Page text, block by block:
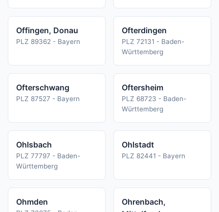
Offingen, Donau
PLZ 89362 - Bayern
Ofterdingen
PLZ 72131 - Baden-
Württemberg
Ofterschwang
PLZ 87527 - Bayern
Oftersheim
PLZ 68723 - Baden-
Württemberg
Ohlsbach
PLZ 77797 - Baden-
Württemberg
Ohlstadt
PLZ 82441 - Bayern
Ohmden
Ohrenbach,